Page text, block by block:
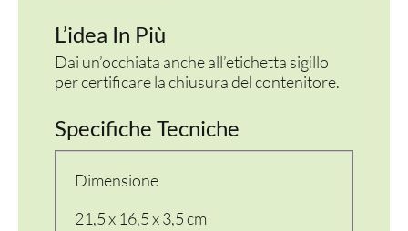
L’idea In Più
Dai un’occhiata anche all’etichetta sigillo
per certificare la chiusura del contenitore.
Specifiche Tecniche
Dimensione
21,5 x 16,5 x 3,5 cm